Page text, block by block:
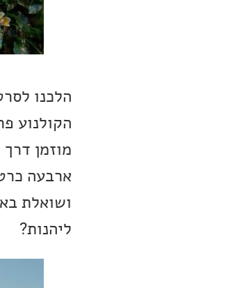
הלכנו
הקולנוע
מוזמן
ארבעה
ושואלת
ליהנות?